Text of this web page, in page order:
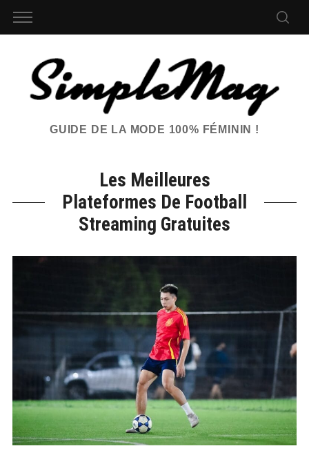
GUIDE DE LA MODE 100% FÉMININ !
Les Meilleures
Plateformes De Football
Streaming Gratuites